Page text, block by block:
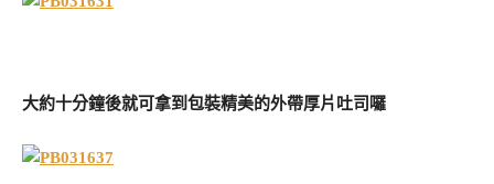
大約十分鐘後就可拿到包裝精美的外帶厚片吐司囉